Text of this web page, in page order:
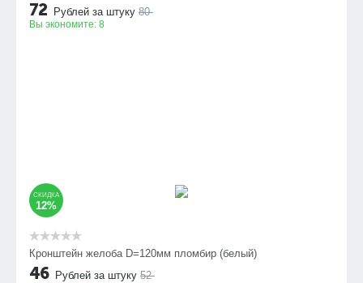
72 Рублей за штуку 80
Вы экономите: 8
СКИДКА
12%
Кронштейн желоба D=120мм пломбир (белый)
46 Рублей за штуку 52